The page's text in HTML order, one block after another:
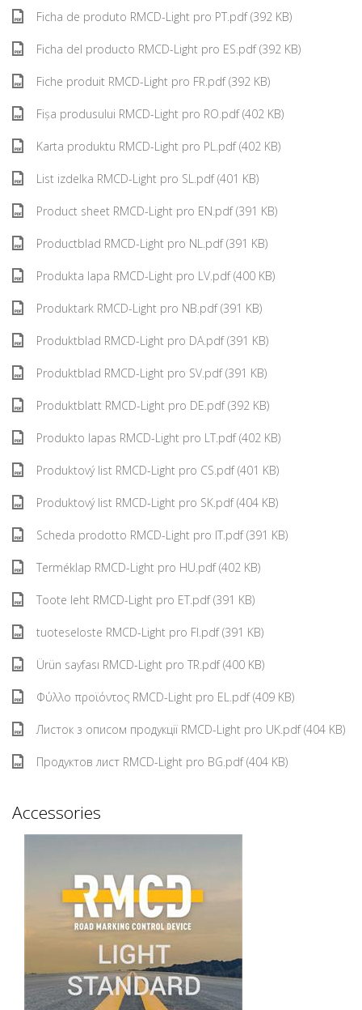
Ficha de produto RMCD-Light pro PT.pdf (392 KB)
Ficha del producto RMCD-Light pro ES.pdf (392 KB)
Fiche produit RMCD-Light pro FR.pdf (392 KB)
Fișa produsului RMCD-Light pro RO.pdf (402 KB)
Karta produktu RMCD-Light pro PL.pdf (402 KB)
List izdelka RMCD-Light pro SL.pdf (401 KB)
Product sheet RMCD-Light pro EN.pdf (391 KB)
Productblad RMCD-Light pro NL.pdf (391 KB)
Produkta lapa RMCD-Light pro LV.pdf (400 KB)
Produktark RMCD-Light pro NB.pdf (391 KB)
Produktblad RMCD-Light pro DA.pdf (391 KB)
Produktblad RMCD-Light pro SV.pdf (391 KB)
Produktblatt RMCD-Light pro DE.pdf (392 KB)
Produkto lapas RMCD-Light pro LT.pdf (402 KB)
Produktový list RMCD-Light pro CS.pdf (401 KB)
Produktový list RMCD-Light pro SK.pdf (404 KB)
Scheda prodotto RMCD-Light pro IT.pdf (391 KB)
Terméklap RMCD-Light pro HU.pdf (402 KB)
Toote leht RMCD-Light pro ET.pdf (391 KB)
tuoteseloste RMCD-Light pro FI.pdf (391 KB)
Ürün sayfası RMCD-Light pro TR.pdf (400 KB)
Φύλλο προϊόντος RMCD-Light pro EL.pdf (409 KB)
Листок з описом продукції RMCD-Light pro UK.pdf (404 KB)
Продуктов лист RMCD-Light pro BG.pdf (404 KB)
Accessories